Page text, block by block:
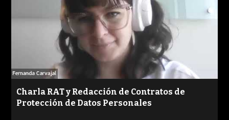
Charla RAT y Redacción de Contratos de
Protección de Datos Personales